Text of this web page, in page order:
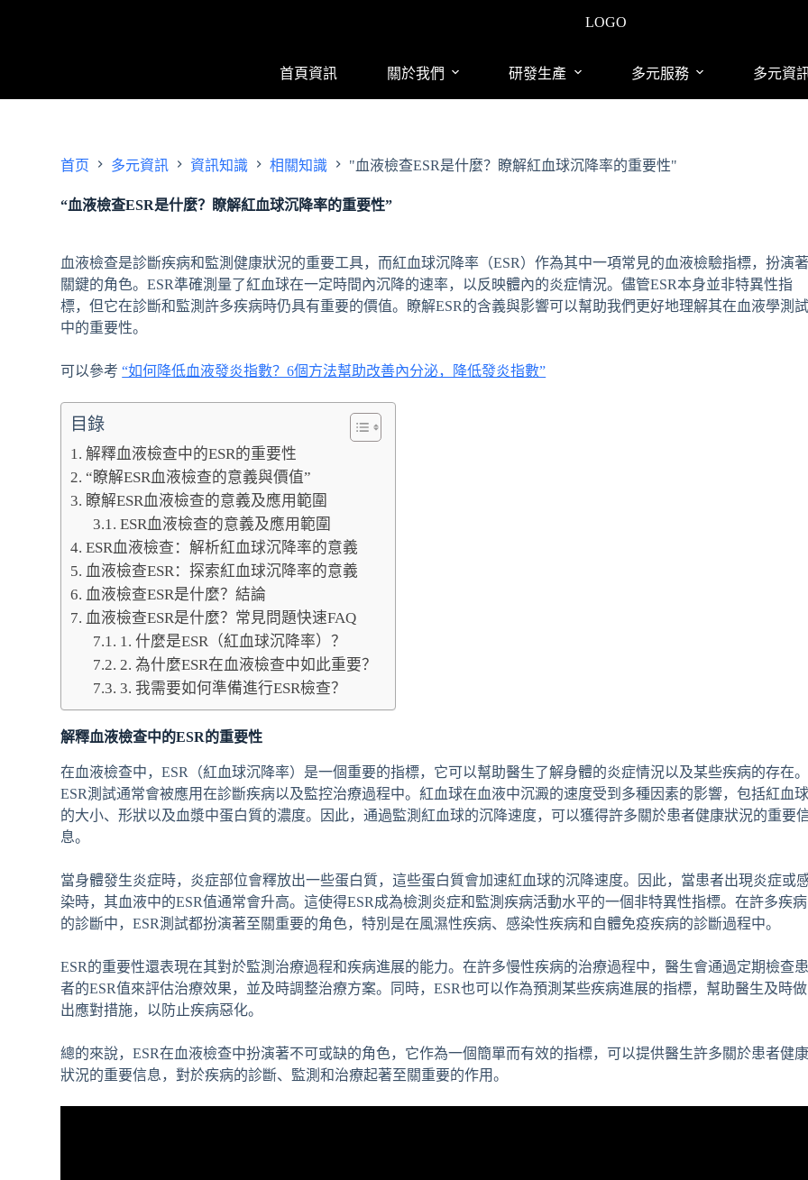
LOGO
首頁資訊 關於我們 研發生產 多元服務 多元資
首页 多元資訊 資訊知識 相關知識 "血液檢查ESR是什麼？瞭解紅血球沉降率的重要性"
“血液檢查ESR是什麼？瞭解紅血球沉降率的重要性”
血液檢查是診斷疾病和監測健康狀況的重要工具，而紅血球沉降率（ESR）作為其中一項常見的血液檢驗指標，扮演
關鍵的角色。ESR準確測量了紅血球在一定時間內沉降的速率，以反映體內的炎症情況。儘管ESR本身並非特異性指
標，但它在診斷和監測許多疾病時仍具有重要的價值。瞭解ESR的含義與影響可以幫助我們更好地理解其在血液學測
中的重要性。
可以參考“如何降低血液發炎指數？6個方法幫助改善內分泌，降低發炎指數”
目錄
解釋血液檢查中的ESR的重要性
“瞭解ESR血液檢查的意義與價值”
瞭解ESR血液檢查的意義及應用範圍
ESR血液檢查的意義及應用範圍
ESR血液檢查：解析紅血球沉降率的意義
血液檢查ESR：探索紅血球沉降率的意義
血液檢查ESR是什麼？結論
血液檢查ESR是什麼？常見問題快速FAQ
1. 什麼是ESR（紅血球沉降率）？
2. 為什麼ESR在血液檢查中如此重要？
3. 我需要如何準備進行ESR檢查？
解釋血液檢查中的ESR的重要性
在血液檢查中，ESR（紅血球沉降率）是一個重要的指標，它可以幫助醫生了解身體的炎症情況以及某些疾病的存在
ESR測試通常會被應用在診斷疾病以及監控治療過程中。紅血球在血液中沉澱的速度受到多種因素的影響，包括紅血
的大小、形狀以及血漿中蛋白質的濃度。因此，通過監測紅血球的沉降速度，可以獲得許多關於患者健康狀況的重要
息。
當身體發生炎症時，炎症部位會釋放出一些蛋白質，這些蛋白質會加速紅血球的沉降速度。因此，當患者出現炎症或
染時，其血液中的ESR值通常會升高。這使得ESR成為檢測炎症和監測疾病活動水平的一個非特異性指標。在許多疾病
的診斷中，ESR測試都扮演著至關重要的角色，特別是在風濕性疾病、感染性疾病和自體免疫疾病的診斷過程中。
ESR的重要性還表現在其對於監測治療過程和疾病進展的能力。在許多慢性疾病的治療過程中，醫生會通過定期檢查
者的ESR值來評估治療效果，並及時調整治療方案。同時，ESR也可以作為預測某些疾病進展的指標，幫助醫生及時做
出應對措施，以防止疾病惡化。
總的來說，ESR在血液檢查中扮演著不可或缺的角色，它作為一個簡單而有效的指標，可以提供醫生許多關於患者健
狀況的重要信息，對於疾病的診斷、監測和治療起著至關重要的作用。